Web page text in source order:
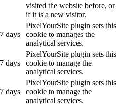
visited the website before, or
if it is a new visitor.
7 days
PixelYourSite plugin sets this
cookie to manages the
analytical services.
7 days
PixelYourSite plugin sets this
cookie to manage the
analytical services.
7 days
PixelYourSite plugin sets this
cookie to manage the
analytical services.